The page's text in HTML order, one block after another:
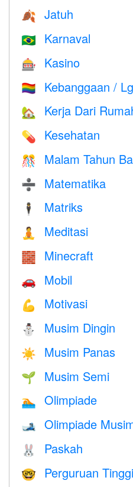
🍂 Jatuh
🇧🇷 Karnaval
🎰 Kasino
🏳️‍🌈 Kebanggaan /
🏡 Kerja Dari
💊 Kesehatan
🎊 Malam Tahun
➗ Matematika
🕴️ Matriks
🧘 Meditasi
🧱 Minecraft
🚗 Mobil
💪 Motivasi
⛄ Musim Dingin
☀️ Musim Panas
🌱 Musim Semi
🏊 Olimpiade
🎿 Olimpiade
🐰 Paskah
🤓 Perguruan Tinggi